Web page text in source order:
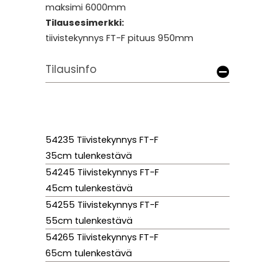
maksimi 6000mm
Tilausesimerkki:
tiivistekynnys FT-F pituus 950mm
Tilausinfo
54235 Tiivistekynnys FT-F
35cm tulenkestävä
54245 Tiivistekynnys FT-F
45cm tulenkestävä
54255 Tiivistekynnys FT-F
55cm tulenkestävä
54265 Tiivistekynnys FT-F
65cm tulenkestävä